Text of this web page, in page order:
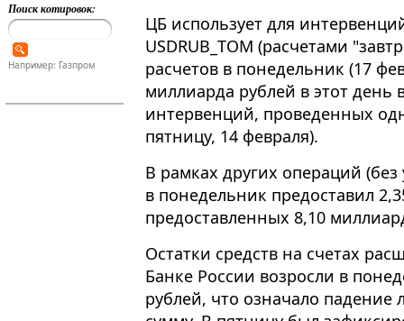
Поиск котировок:
Например: Газпром
ЦБ использует для
USDRUB_TOM (расчетами
расчетов в понедельник (17
миллиарда рублей в этот день
интервенций, проведенных
пятницу, 14 февраля).
В рамках других операций
в понедельник предоставил
предоставленных 8,10
Остатки средств на счетах
Банке России возросли в
рублей, что означало падение